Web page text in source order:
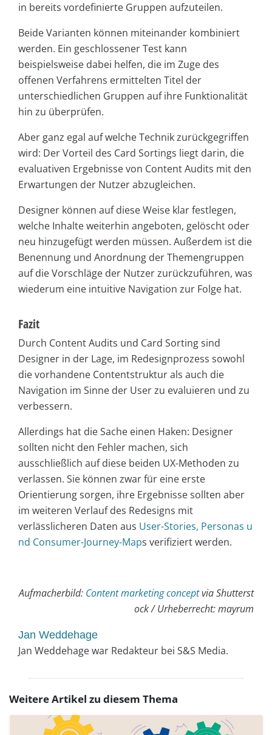
in bereits vordefinierte Gruppen aufzuteilen.
Beide Varianten können miteinander kombiniert
werden. Ein geschlossener Test kann
beispielsweise dabei helfen, die im Zuge des
offenen Verfahrens ermittelten Titel der
unterschiedlichen Gruppen auf ihre Funktionalität
hin zu überprüfen.
Aber ganz egal auf welche Technik zurückgegriffen
wird: Der Vorteil des Card Sortings liegt darin, die
evaluativen Ergebnisse von Content Audits mit den
Erwartungen der Nutzer abzugleichen.
Designer können auf diese Weise klar festlegen,
welche Inhalte weiterhin angeboten, gelöscht oder
neu hinzugefügt werden müssen. Außerdem ist die
Benennung und Anordnung der Themengruppen
auf die Vorschläge der Nutzer zurückzuführen, was
wiederum eine intuitive Navigation zur Folge hat.
Fazit
Durch Content Audits und Card Sorting sind
Designer in der Lage, im Redesignprozess sowohl
die vorhandene Contentstruktur als auch die
Navigation im Sinne der User zu evaluieren und zu
verbessern.
Allerdings hat die Sache einen Haken: Designer
sollten nicht den Fehler machen, sich
ausschließlich auf diese beiden UX-Methoden zu
verlassen. Sie können zwar für eine erste
Orientierung sorgen, ihre Ergebnisse sollten aber
im weiteren Verlauf des Redesigns mit
verlässlicheren Daten aus User-Stories, Personas u
nd Consumer-Journey-Maps verifiziert werden.
Aufmacherbild: Content marketing conceptvia Shutterst
ock / Urheberrecht: mayrum
Jan Weddehage
Jan Weddehage war Redakteur bei S&S Media.
Weitere Artikel zu diesem Thema